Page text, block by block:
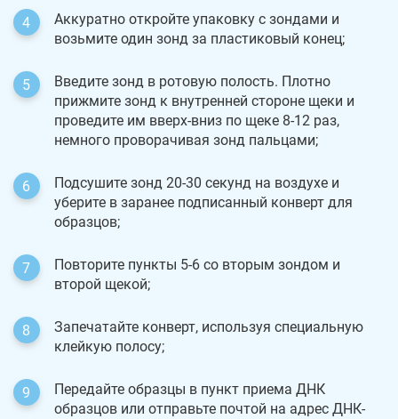
Аккуратно откройте упаковку с зондами и
возьмите один зонд за пластиковый конец;
Введите зонд в ротовую полость. Плотно
прижмите зонд к внутренней стороне щеки и
проведите им вверх-вниз по щеке 8-12 раз,
немного проворачивая зонд пальцами;
Подсушите зонд 20-30 секунд на воздухе и
уберите в заранее подписанный конверт для
образцов;
Повторите пункты 5-6 со вторым зондом и
второй щекой;
Запечатайте конверт, используя специальную
клейкую полосу;
Передайте образцы в пункт приема ДНК
образцов или отправьте почтой на адрес ДНК-